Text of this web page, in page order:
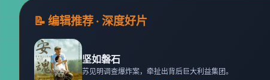
📝 编辑推荐 · 深度好片
坚如磐石
苏见明调查爆炸案，牵扯出背后巨大利益集团。